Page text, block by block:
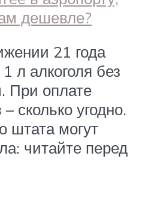
21 года
л алкоголя без
При оплате
сколько угодно.
штата могут
читайте перед